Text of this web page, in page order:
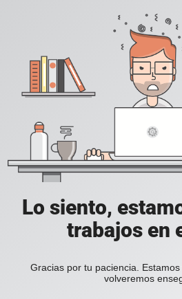
Lo siento,
trabajos en
Gracias por tu paciencia.
volveremos